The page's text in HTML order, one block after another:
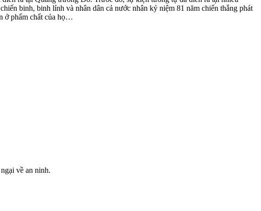
binh, binh lính và nhân dân cả nước nhân kỷ niệm 81 năm chiến thắng phát
ở phẩm chất của họ…
về an ninh.